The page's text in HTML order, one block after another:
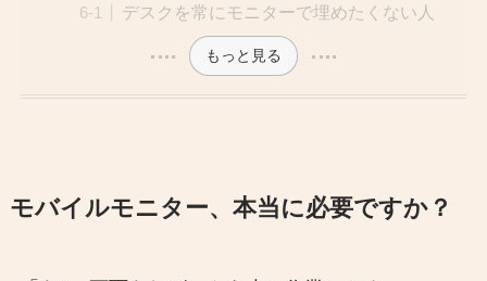
デスクを常にモニターで埋めたくない人
もっと見る
モバイルモニター、本当に必要ですか？